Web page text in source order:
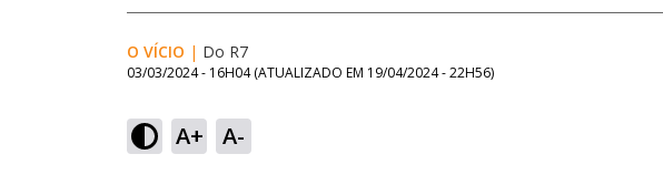
O VÍCIO | Do R7
03/03/2024 - 16H04 (ATUALIZADO EM 19/04/2024 - 22H56)
A+ A-